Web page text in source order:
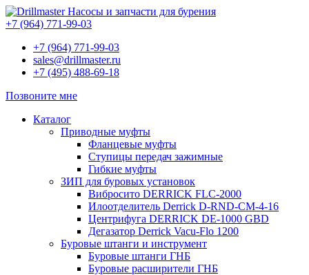
Насосы и запчасти для бурения
+7 (964) 771-99-03
+7 (964) 771-99-03
sales@drillmaster.ru
+7 (495) 488-69-18
Позвоните мне
Каталог
Приводные муфты
Фланцевые муфты
Ступицы передач зажимные
Гибкие муфты
ЗИП для буровых установок
Вибросито DERRICK FLC-2000
Илоотделитель Derrick D-RND-CM-4-16
Центрифуга DERRICK DE-1000 GBD
Дегазатор Derrick Vacu-Flo 1200
Буровые штанги и инструмент
Буровые штанги ГНБ
Буровые расширители ГНБ